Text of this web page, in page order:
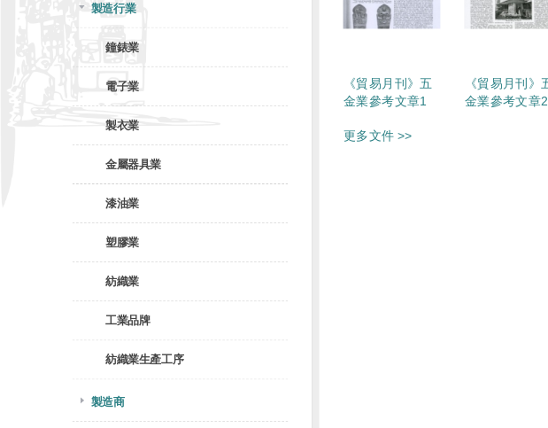
製造行業
鐘錶業
電子業
製衣業
金屬器具業
漆油業
塑膠業
紡織業
工業品牌
紡織業生產工序
製造商
《貿易月刊》五
金業參考文章1
《貿易月刊》
金業參考文章2
更多文件 >>